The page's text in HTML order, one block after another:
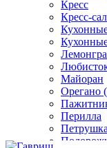
Кресс
Кресс-
Майоран
Орегано
Перилла